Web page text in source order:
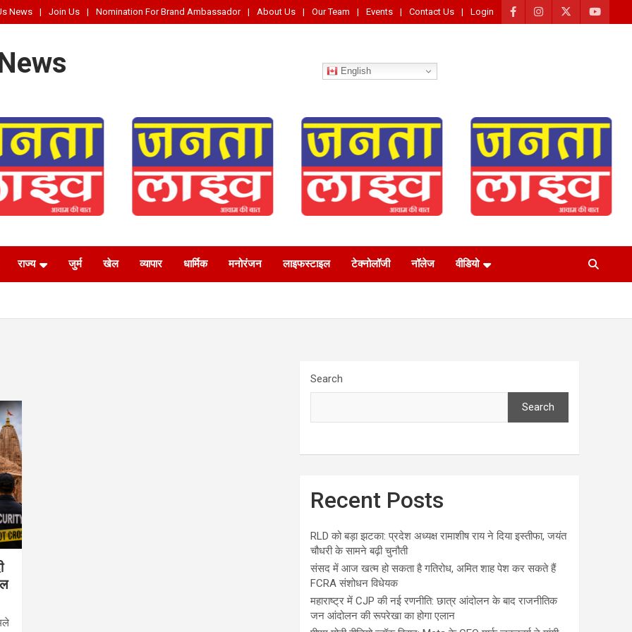
News Join Us Nomination For Brand Ambassador About Us Our Team Events Contact Us Login
English
राज्य जुर्म खेल व्यापार धार्मिक मनोरंजन लाइफस्‍टाइल टेक्नोलॉजी नॉलेज वीडियो
Search
Search
Recent Posts
RLD को बड़ा झटका: प्रदेश अध्यक्ष रामाशीष राय ने दिया इस्तीफा, जयंत
चौधरी के सामने बढ़ी चुनौती
संसद में आज खत्म हो सकता है गतिरोध, अमित शाह पेश कर सकते हैं
FCRA संशोधन विधेयक
महाराष्ट्र में CJP की नई रणनीति: छात्र आंदोलन के बाद राजनीतिक
जन आंदोलन की रूपरेखा का होगा एलान